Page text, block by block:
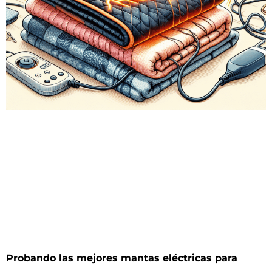
Probando las mejores mantas eléctricas para